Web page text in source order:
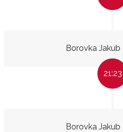
Borovka Jakub
21:23
Borovka Jakub